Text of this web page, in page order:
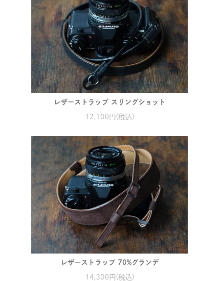
レザーストラップ スリングショット
12,100円(税込)
レザーストラップ 70%グランデ
14,300円(税込)